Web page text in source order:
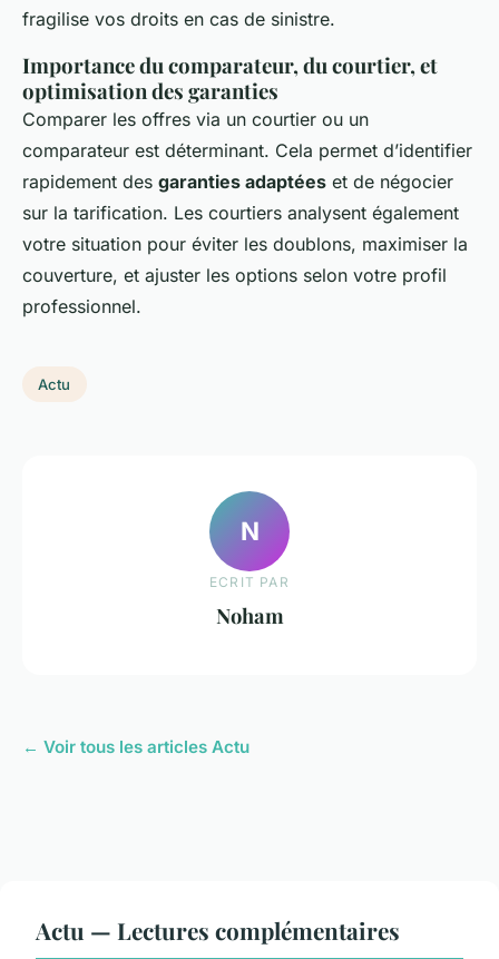
fragilise vos droits en cas de sinistre.
Importance du comparateur, du courtier, et
optimisation des garanties
Comparer les offres via un courtier ou un
comparateur est déterminant. Cela permet d’identifier
rapidement des garanties adaptées et de négocier
sur la tarification. Les courtiers analysent également
votre situation pour éviter les doublons, maximiser la
couverture, et ajuster les options selon votre profil
professionnel.
Actu
N
ECRIT PAR
Noham
← Voir tous les articles Actu
Actu — Lectures complémentaires